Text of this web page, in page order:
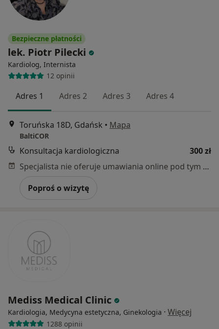
Bezpieczne płatności
lek. Piotr Pilecki
Kardiolog, Internista
12 opinii
Adres 1 Adres 2 Adres 3 Adres 4
Toruńska 18D, Gdańsk • Mapa
BaltiCOR
Konsultacja kardiologiczna
300 zł
Specjalista nie oferuje umawiania online pod tym adresem.
Poproś o wizytę
Mediss Medical Clinic
Kardiologia, Medycyna estetyczna, Ginekologia · Więcej
1288 opinii